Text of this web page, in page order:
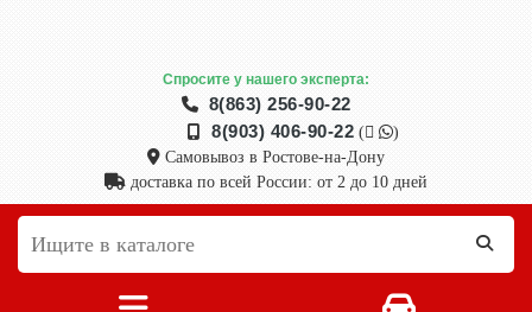
Спросите у нашего эксперта:
8(863) 256-90-22
8(903) 406-90-22 (
)
Самовывоз в Ростове-на-Дону
доставка по всей России: от 2 до 10 дней